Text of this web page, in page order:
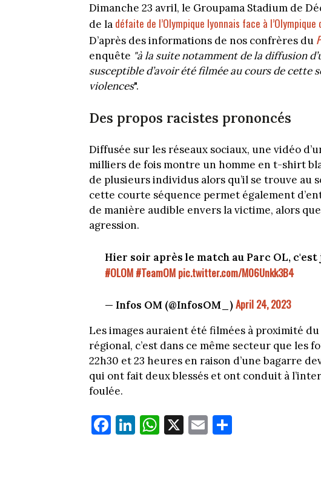
Dimanche 23 avril, le Groupama Stadium de
de la défaite de l’Olympique lyonnais face à l’Olympique
D’après des informations de nos confrères du
enquête "à la suite notamment de la diffusion
susceptible d’avoir été filmée au cours de cette
violences".
Des propos racistes prononcés
Diffusée sur les réseaux sociaux, une vidéo
milliers de fois montre un homme en t-shirt
de plusieurs individus alors qu’il se trouve au
cette courte séquence permet également
de manière audible envers la victime, alors
agression.
Hier soir après le match au Parc OL, c'est
#OLOM #TeamOM pic.twitter.com/M06Unkk3B4
— Infos OM (@InfosOM_)April 24, 2023
Les images auraient été filmées à proximité
régional, c’est dans ce même secteur que les
22h30 et 23 heures en raison d’une bagarre
qui ont fait deux blessés et ont conduit à
foulée.
Fa
ce
Li
nk
W
ha
X E
m